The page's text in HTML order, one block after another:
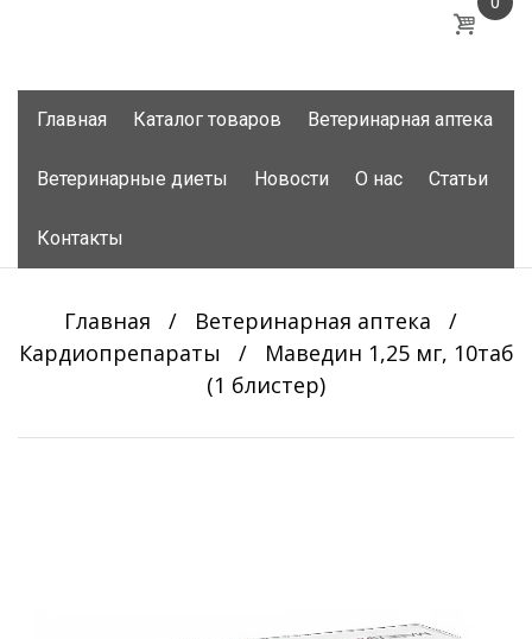
Главная Каталог товаров Ветеринарная аптека
Ветеринарные диеты Новости О нас Статьи
Контакты
Главная / Ветеринарная аптека
/
Кардиопрепараты
/
Маведин 1,25 мг, 10таб
(1 блистер)